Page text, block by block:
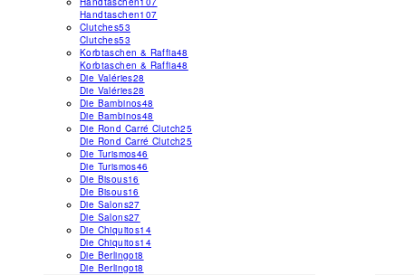
Handtaschen107
Clutches53
Clutches53
Korbtaschen & Raffia48
Korbtaschen & Raffia48
Die Valéries28
Die Valéries28
Die Bambinos48
Die Bambinos48
Die Rond Carré Clutch25
Die Rond Carré Clutch25
Die Turismos46
Die Turismos46
Die Bisous16
Die Bisous16
Die Salons27
Die Salons27
Die Chiquitos14
Die Chiquitos14
Die Berlingot8
Die Berlingot8